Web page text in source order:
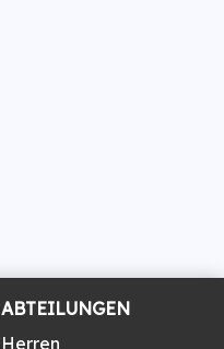
ABTEILUNGEN
Herren